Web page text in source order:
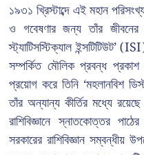
১৯৩১ খ্রিস্টাব্দে এই মহান
ও গবেষণার জন্য তাঁর জীবনের
স্ট্যাটিসস্টিক্যাল ইন্সটিটিউট’
সম্পর্কিত মৌলিক প্রবন্ধ প্রকাশ
প্রয়োগ করে তিনি ‘মহলানবিশ
তাঁর অন্যান্য কীর্তির মধ্যে রয়েছে
রাশিবিজ্ঞানে স্নাতকোত্তর
সরকারের রাশিবিজ্ঞান সম্বন্ধীয়